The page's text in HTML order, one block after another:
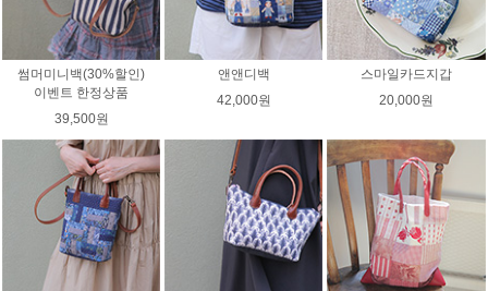
썸머미니백(30%할인)
이벤트 한정상품
39,500원
앤앤디백
42,000원
스마일카드지갑
20,000원